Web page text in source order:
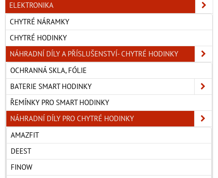
ELEKTRONIKA
CHYTRÉ NÁRAMKY
CHYTRÉ HODINKY
NÁHRADNÍ DÍLY A PŘÍSLUŠENSTVÍ- CHYTRÉ HODINKY
OCHRANNÁ SKLA, FÓLIE
BATERIE SMART HODINKY
ŘEMÍNKY PRO SMART HODINKY
NÁHRADNÍ DÍLY PRO CHYTRÉ HODINKY
AMAZFIT
DEEST
FINOW